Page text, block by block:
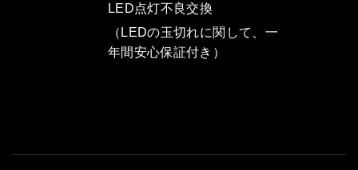
LED点灯不良交換
（LEDの玉切れに関して、一
年間安心保証付き）